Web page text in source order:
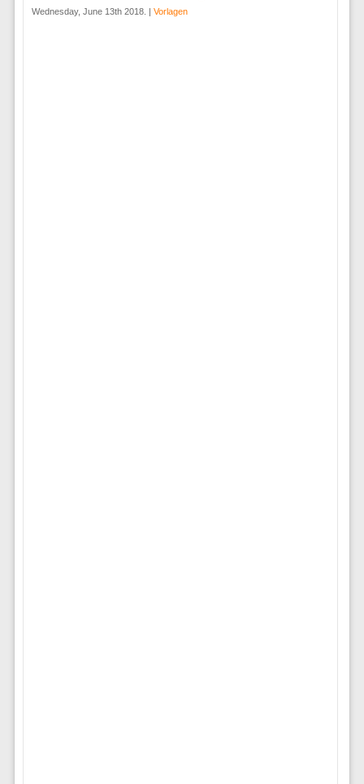
Wednesday, June 13th 2018. | Vorlagen